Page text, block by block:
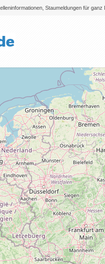
Staumeldungen für ganz